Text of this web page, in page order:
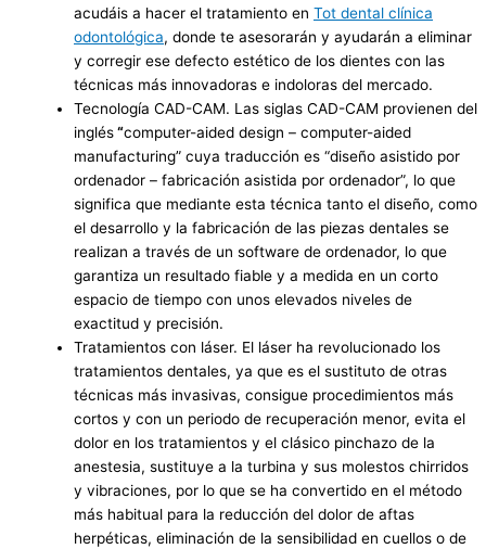
acudáis a hacer el tratamiento en Tot dental clínica
odontológica, donde te asesorarán y ayudarán a eliminar
y corregir ese defecto estético de los dientes con las
técnicas más innovadoras e indoloras del mercado.
Tecnología CAD-CAM. Las siglas CAD-CAM provienen del
inglés“computer-aided design – computer-aided
manufacturing” cuya traducción es “diseño asistido por
ordenador – fabricación asistida por ordenador”, lo que
significa que mediante esta técnica tanto el diseño, como
el desarrollo y la fabricación de las piezas dentales se
realizan a través de un software de ordenador, lo que
garantiza un resultado fiable y a medida en un corto
espacio de tiempo con unos elevados niveles de
exactitud y precisión.
Tratamientos con láser. El láser ha revolucionado los
tratamientos dentales, ya que es el sustituto de otras
técnicas más invasivas, consigue procedimientos más
cortos y con un periodo de recuperación menor, evita el
dolor en los tratamientos y el clásico pinchazo de la
anestesia, sustituye a la turbina y sus molestos chirridos
y vibraciones, por lo que se ha convertido en el método
más habitual para la reducción del dolor de aftas
herpéticas, eliminación de la sensibilidad en cuellos o de